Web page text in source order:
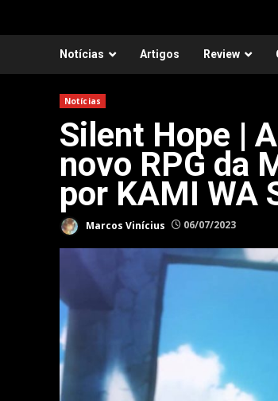
Notícias Artigos Review
Notícias
Silent Hope |
novo RPG da
por KAMI WA
Marcos Vinícius 06/07/2023